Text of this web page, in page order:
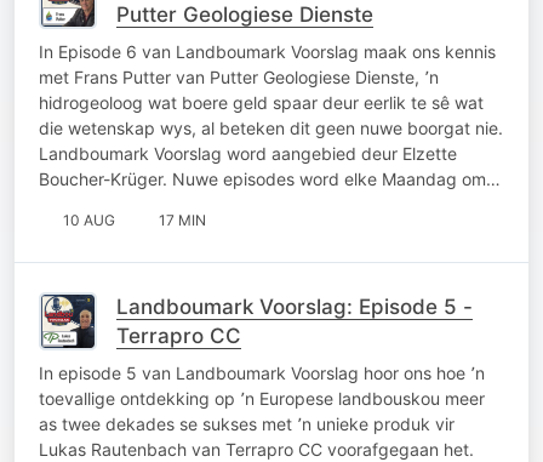
Putter Geologiese Dienste
In Episode 6 van Landboumark Voorslag maak ons kennis
met Frans Putter van Putter Geologiese Dienste, ՚n
hidrogeoloog wat boere geld spaar deur eerlik te sê wat
die wetenskap wys, al beteken dit geen nuwe boorgat nie.
Landboumark Voorslag word aangebied deur Elzette
Boucher-Krüger. Nuwe episodes word elke Maandag om…
10 AUG 17 MIN
Landboumark Voorslag: Episode 5 -
Terrapro CC
In episode 5 van Landboumark Voorslag hoor ons hoe ՚n
toevallige ontdekking op ՚n Europese landbouskou meer
as twee dekades se sukses met ՚n unieke produk vir
Lukas Rautenbach van Terrapro CC voorafgegaan het.